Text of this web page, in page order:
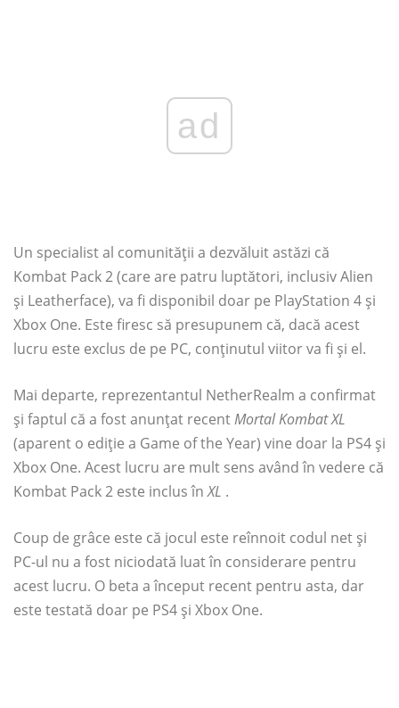
ad
Un specialist al comunității a dezvăluit astăzi că
Kombat Pack 2 (care are patru luptători, inclusiv Alien
și Leatherface), va fi disponibil doar pe PlayStation 4 și
Xbox One. Este firesc să presupunem că, dacă acest
lucru este exclus de pe PC, conținutul viitor va fi și el.
Mai departe, reprezentantul NetherRealm a confirmat
și faptul că a fost anunțat recentMortal Kombat XL
(aparent o ediție a Game of the Year) vine doar la PS4 și
Xbox One. Acest lucru are mult sens având în vedere că
Kombat Pack 2 este inclus înXL .
Coup de grâce este că jocul este reînnoit codul net și
PC-ul nu a fost niciodată luat în considerare pentru
acest lucru. O beta a început recent pentru asta, dar
este testată doar pe PS4 și Xbox One.